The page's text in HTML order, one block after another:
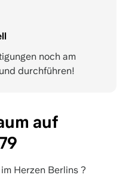
noch am
durchführen!
auf
Herzen Berlins ?